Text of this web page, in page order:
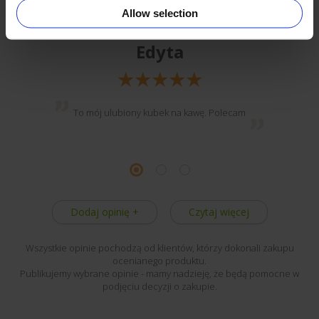
Allow selection
Edyta
To mój ulubiony kubek na kawę. Polecam
Dodaj opinię + Czytaj więcej
Wszystkie opinie pochodzą od klientów, którzy dokonali zakupu
ocenianego produktu.
Publikujemy wybrane opinie - mamy nadzieję, że będą pomocne w
podjęciu decyzji o zakupie.